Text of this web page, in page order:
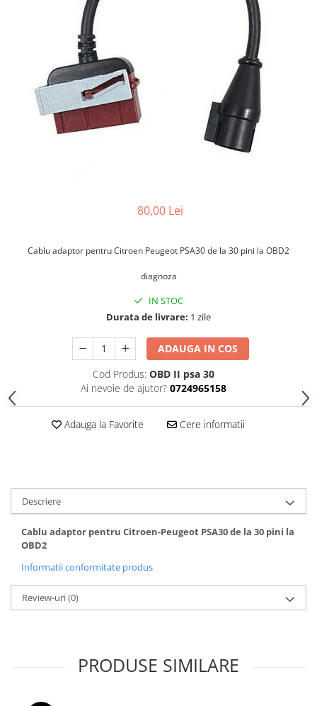
Testere multimarca
Testere Moto ATV
80,00 Lei
Cablu adaptor pentru Citroen Peugeot PSA30 de la 30 pini la OBD2
diagnoza
IN STOC
Durata de livrare: 1 zile
ADAUGA IN COS
Cod Produs: OBD II psa 30
Ai nevoie de ajutor? 0724965158
Adauga la Favorite Cere informatii
Descriere
Cablu adaptor pentru Citroen-Peugeot PSA30 de la 30 pini la
OBD2
Informatii conformitate produs
Review-uri(0)
PRODUSE SIMILARE